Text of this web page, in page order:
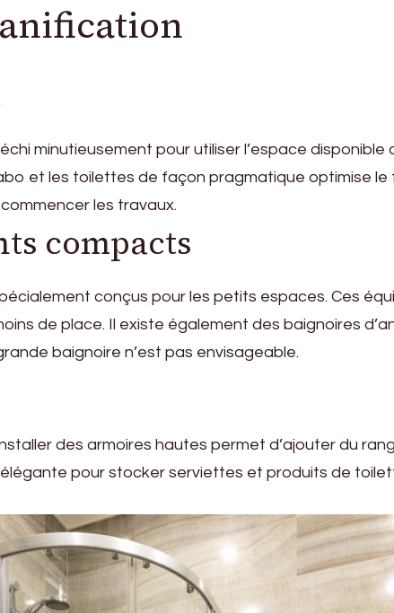
minutieusement pour utiliser l’espace disponible
et les toilettes de façon pragmatique optimise le
les travaux.
compacts
conçus pour les petits espaces. Ces
de place. Il existe également des baignoires
baignoire n’est pas envisageable.
des armoires hautes permet d’ajouter du
pour stocker serviettes et produits de